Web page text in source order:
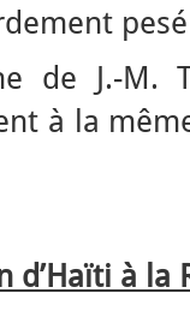
de J.-M.
à la
d’Haïti à la